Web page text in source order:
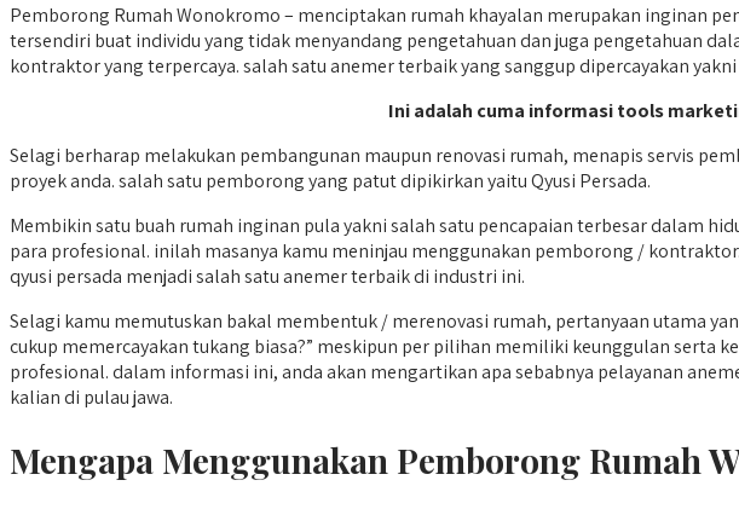
Pemborong Rumah Wonokromo – menciptakan rumah khayalan merupakan inginan
tersendiri buat individu yang tidak menyandang pengetahuan dan juga pengetahuan
kontraktor yang terpercaya. salah satu anemer terbaik yang sanggup dipercayakan yakni
Ini adalah cuma informasi tools
Selagi berharap melakukan pembangunan maupun renovasi rumah, menapis servis
proyek anda. salah satu pemborong yang patut dipikirkan yaitu Qyusi Persada.
Membikin satu buah rumah inginan pula yakni salah satu pencapaian terbesar dalam
para profesional. inilah masanya kamu meninjau menggunakan pemborong /
qyusi persada menjadi salah satu anemer terbaik di industri ini.
Selagi kamu memutuskan bakal membentuk / merenovasi rumah, pertanyaan utama
cukup memercayakan tukang biasa?” meskipun per pilihan memiliki keunggulan serta
profesional. dalam informasi ini, anda akan mengartikan apa sebabnya pelayanan
kalian di pulau jawa.
Mengapa Menggunakan Pemborong Rumah